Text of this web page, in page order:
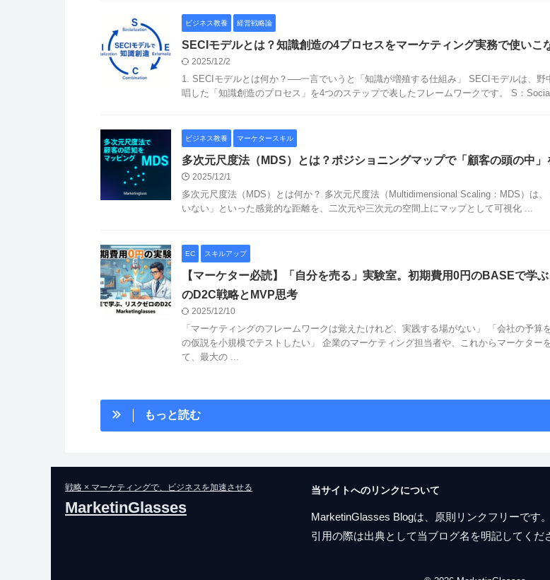
ビジネス教養 経営戦略論
SECIモデルとは？知識創造の4プロセスをマーケティング実務で使いこ
2025/12/2
1. SECIモデルとは何か？──一言でいうと「知識が増殖する仕組み」 SECIモデルは、野
唱した「知識創造のプロセス」を4つのステップで表したフレームワークです。 S：
ビジネス教養 マーケタースキル
多次元尺度法（MDS）とは？ポジショニングマップで「顧客の頭の中」
2025/12/1
多次元尺度法（MDS）とは何か？ 多次元尺度法（Multidimensional Scaling：MDS）は
いない」といった感覚的な距離を、二次元や三次元の空間上にマップとして可視化 ...
EC スキルアップ
【マーケター必読】「自分を売る」実験室。初期費用0円のBASEで学
のD2C戦略とMVP思考
2025/12/10
「マーケティングのフレームワークは覚えたけれど、実践する場がない」 「会社の予算
の仮説を小規模でテストしたい」 企業のマーケティング担当者や、これからマーケター
て、最大の ...
もっと読む
当サイトへのリンクについて
MarketinGlasses Blogは、原則リンクフリーです。
引用の際は出典として当ブログ名を明記してくだ
戦略 × マーケティングで、ビジネスを加速させる
MarketinGlasses